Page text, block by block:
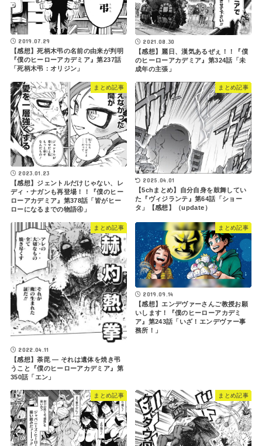
2019.07.29
【感想】死柄木弔の名前の由来が判明
『僕のヒーローアカデミア』第237話
「死柄木弔：オリジン」
2021.08.30
【感想】麗日、漢気あるぜぇ！！『僕
のヒーローアカデミア』第324話「未
成年の主張」
まとめ記事
2023.01.23
【感想】ジェントルだけじゃない、レ
ディ・ナガンも再登場！！『僕のヒー
ローアカデミア』第378話「皆がヒー
ローになるまでの物語④」
まとめ記事
2025.04.01
【5chまとめ】自分自身を鼓舞してい
た『ヴィジランテ』第64話「ショー
タ」【感想】（update）
まとめ記事
2022.04.11
【感想】荼毘 ― それは遺体を焼き弔
うこと『僕のヒーローアカデミア』第
350話「エン」
まとめ記事
2019.09.14
【感想】エンデヴァーさんご教授お願
いします！『僕のヒーローアカデミ
ア』第243話「いざ！エンデヴァー事
務所！」
まとめ記事 まとめ記事